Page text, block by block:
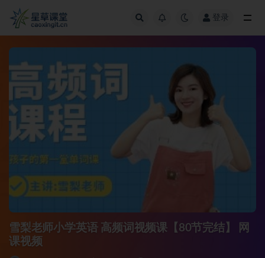
登录
雪梨老师小学英语 高频词视频课【80节完结】 网
课视频